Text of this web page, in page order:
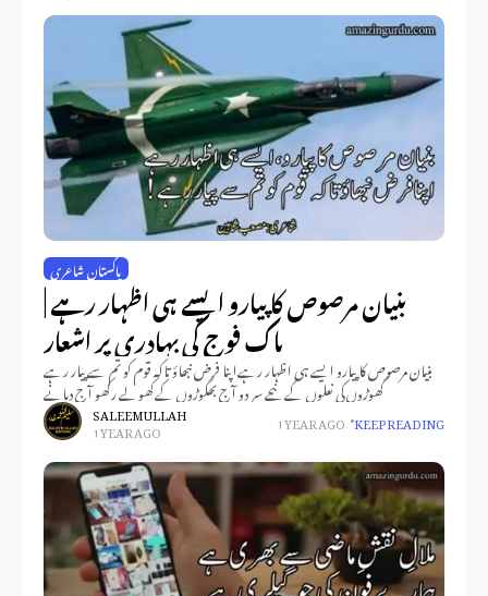
پاکستان شاعری
بنیان مرصوص کا پیارو ایسے ہی اظہار رہے |
پاک فوج کی بہادری پر اشعار
بنیان مرصوص کا پیارو ایسے ہی اظہار رہےاپنا فرض نبھاؤ تاکہ قوم کو تم سے پیار رہے
گھوڑوں کی نعلوں کے نیچے سر دو آج بھگوڑوں کےکھولے رکھو آج دہانے
SALEEM ULLAH
1 YEAR AGO 1 YEAR AGO KEEP READING